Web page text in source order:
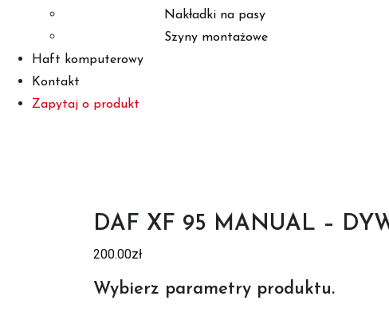
Nakładki na pasy
Szyny montażowe
Haft komputerowy
Kontakt
Zapytaj o produkt
DAF XF 95 MANUAL –
200.00zł
Wybierz parametry produktu.